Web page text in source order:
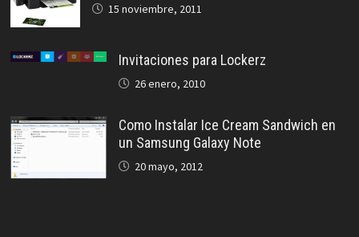
15 noviembre, 2011
Invitaciones para Lockerz
26 enero, 2010
Como Instalar Ice Cream Sandwich en
un Samsung Galaxy Note
20 mayo, 2012